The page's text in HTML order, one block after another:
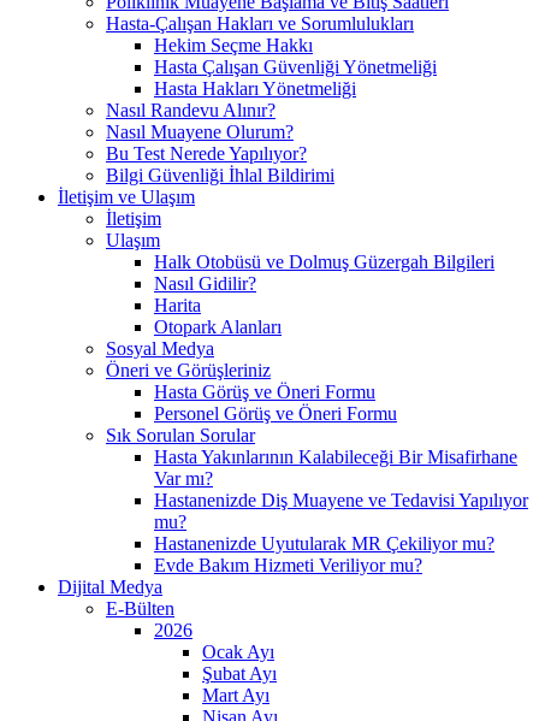
Hasta-Çalışan Hakları ve Sorumlulukları
Hekim Seçme Hakkı
Hasta Çalışan Güvenliği Yönetmeliği
Hasta Hakları Yönetmeliği
Nasıl Randevu Alınır?
Nasıl Muayene Olurum?
Bu Test Nerede Yapılıyor?
Bilgi Güvenliği İhlal Bildirimi
İletişim ve Ulaşım
İletişim
Ulaşım
Halk Otobüsü ve Dolmuş Güzergah Bilgileri
Nasıl Gidilir?
Harita
Otopark Alanları
Sosyal Medya
Öneri ve Görüşleriniz
Hasta Görüş ve Öneri Formu
Personel Görüş ve Öneri Formu
Sık Sorulan Sorular
Hasta Yakınlarının Kalabileceği Bir Misafirhane
Var mı?
Hastanenizde Diş Muayene ve Tedavisi Yapılıyor
mu?
Hastanenizde Uyutularak MR Çekiliyor mu?
Evde Bakım Hizmeti Veriliyor mu?
Dijital Medya
E-Bülten
2026
Ocak Ayı
Şubat Ayı
Mart Ayı
Nisan Ayı